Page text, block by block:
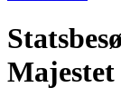
Majestet